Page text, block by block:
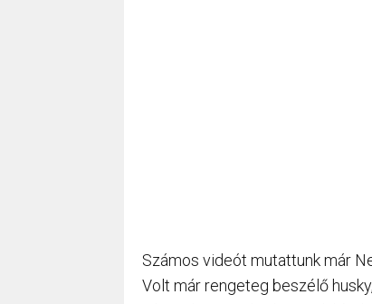
Számos videót mutattunk már
Volt már rengeteg beszélő